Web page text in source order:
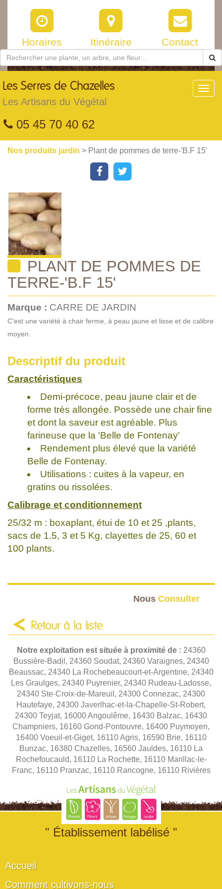
Horaires Itinéraire Contact
Les Serres de Chazelles
Les Artisans du Végétal
05 45 70 40 62
Nos produits jardin > Plant de pommes de terre-'B.F 15'
PLANT DE POMMES DE
TERRE-'B.F 15'
Marque : CARRE DE JARDIN
C'est une variété à chair ferme, à peau jaune et lisse et de calibre
moyen.
Descriptif du produit
Caractéristiques
Demi-précoce, peau jaune clair et de
forme très allongée. Possède une chair fine
et dont la saveur est agréable. Plus
farineuse que la 'Belle de Fontenay'
Rendement plus élevé que la variété
Belle de Fontenay.
Utilisations : cuites à la vapeur, en
gratins ou rissolées.
Calibrage et conditionnement
25/32 m : boxaplant, étui de 10 et 25 ,plants,
sacs de 1.5, 3 et 5 Kg, clayettes de 25, 60 et
100 plants.
Nous Consulter
Retour à la liste
Notre exploitation est située à proximité de : 24360
Bussière-Badil, 24360 Soudat, 24360 Varaignes, 24340
Beaussac, 24340 La Rochebeaucourt-et-Argentine, 24340
Les Graulges, 24340 Puyrenier, 24340 Rudeau-Ladosse,
24340 Ste-Croix-de-Mareuil, 24300 Connezac, 24300
Hautefaye, 24300 Javerlhac-et-la-Chapelle-St-Robert,
24300 Teyjat, 16000 Angoulême, 16430 Balzac, 16430
Champniers, 16160 Gond-Pontouvre, 16400 Puymoyen,
16400 Voeuil-et-Giget, 16110 Agris, 16590 Brie, 16110
Bunzac, 16380 Chazelles, 16560 Jauldes, 16110 La
Rochefoucauld, 16110 La Rochette, 16110 Marillac-le-
Franc, 16110 Pranzac, 16110 Rancogne, 16110 Rivières
" Établissement labélisé "
Accueil
Comment cultivons-nous